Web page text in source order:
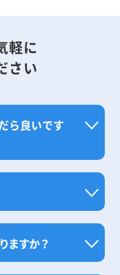
軽に
さい
ら良いです
ますか？